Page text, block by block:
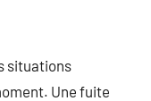
situations
Une fuite